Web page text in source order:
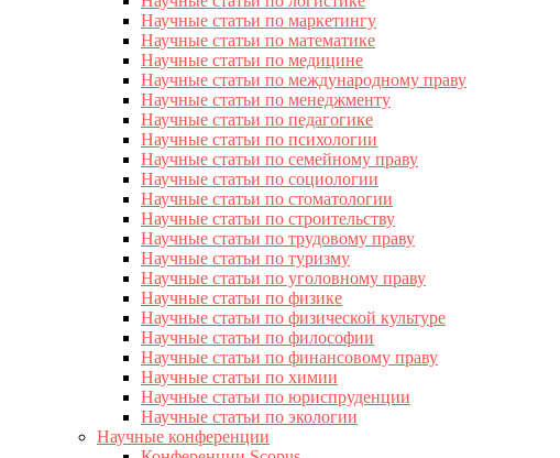
Научные статьи по маркетингу
Научные статьи по математике
Научные статьи по медицине
Научные статьи по международному праву
Научные статьи по менеджменту
Научные статьи по педагогике
Научные статьи по психологии
Научные статьи по семейному праву
Научные статьи по социологии
Научные статьи по стоматологии
Научные статьи по строительству
Научные статьи по трудовому праву
Научные статьи по туризму
Научные статьи по уголовному праву
Научные статьи по физике
Научные статьи по физической культуре
Научные статьи по философии
Научные статьи по финансовому праву
Научные статьи по химии
Научные статьи по юриспруденции
Научные статьи по экологии
Научные конференции